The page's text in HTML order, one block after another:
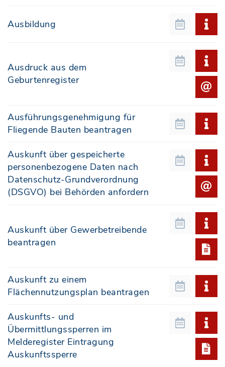
Ausbildung
Ausdruck aus dem
Geburtenregister
Ausführungsgenehmigung für
Fliegende Bauten beantragen
Auskunft über gespeicherte
personenbezogene Daten nach
Datenschutz-Grundverordnung
(DSGVO) bei Behörden anfordern
Auskunft über Gewerbetreibende
beantragen
Auskunft zu einem
Flächennutzungsplan beantragen
Auskunfts- und
Übermittlungssperren im
Melderegister Eintragung
Auskunftssperre